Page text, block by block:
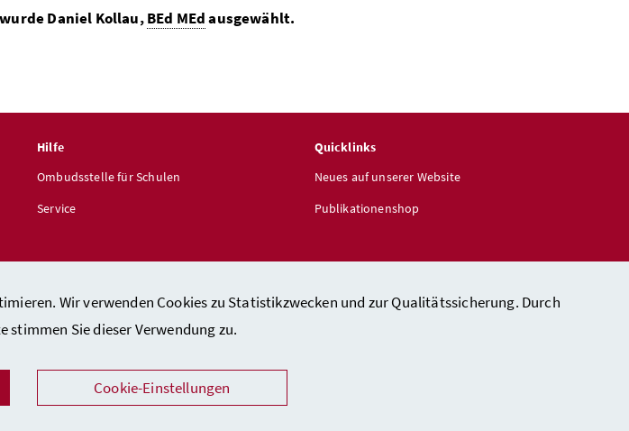
Wir verwenden Cookies zu Statistikzwecken und zur Qualitätssicherung. Durch
stimmen Sie dieser Verwendung zu.
Cookie-Einstellungen
Daniel Kollau,BEd MEdausgewählt.
Hilfe
Ombudsstelle für Schulen
Service
Quicklinks
Neues auf unserer Website
Publikationenshop
YoutubeLinkedIn